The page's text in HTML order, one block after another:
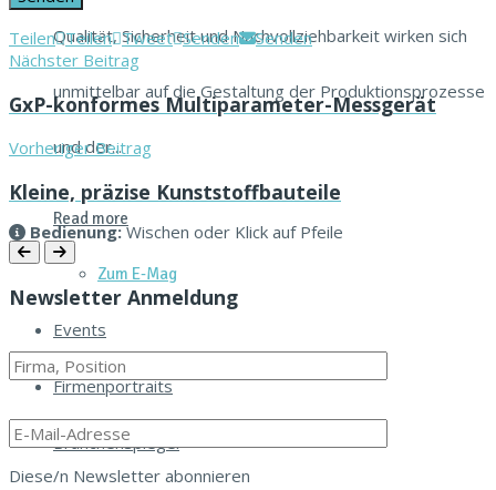
Qualität, Sicherheit und Nachvollziehbarkeit wirken sich
unmittelbar auf die Gestaltung der Produktionsprozesse
und der...
Read more
Zum E‑Mag
Events
Firmenportraits
Branchenspiegel
Teilen Teilen Tweet Senden
Senden
Nächster Beitrag
GxP-konformes Multiparameter-Messgerät
Vorheriger Beitrag
Kleine, präzise Kunststoffbauteile
Bedi­enung:Wis­chen oder Klick auf Pfeile
Newsletter Anmeldung
Diese/n Newslet­ter abonnieren